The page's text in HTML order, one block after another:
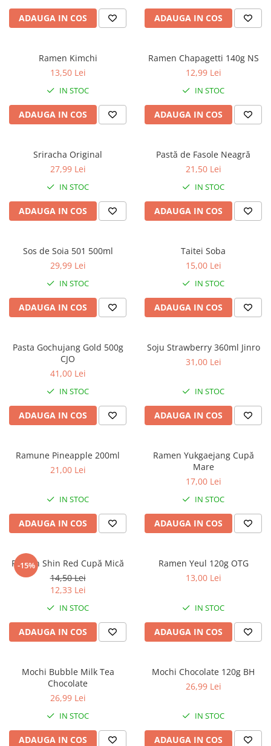
ADAUGA IN COS ADAUGA IN COS
Ramen Kimchi
13,50 Lei
IN STOC
ADAUGA IN COS
Ramen Chapagetti 140g NS
12,99 Lei
IN STOC
ADAUGA IN COS
Sriracha Original
27,99 Lei
IN STOC
ADAUGA IN COS
Pastă de Fasole Neagră
21,50 Lei
IN STOC
ADAUGA IN COS
Sos de Soia 501 500ml
29,99 Lei
IN STOC
ADAUGA IN COS
Taitei Soba
15,00 Lei
IN STOC
ADAUGA IN COS
Pasta Gochujang Gold 500g
CJO
41,00 Lei
IN STOC
ADAUGA IN COS
Soju Strawberry 360ml Jinro
31,00 Lei
IN STOC
ADAUGA IN COS
Ramune Pineapple 200ml
21,00 Lei
IN STOC
ADAUGA IN COS
Ramen Yukgaejang Cupă
Mare
17,00 Lei
IN STOC
ADAUGA IN COS
-15%
Ramen Shin Red Cupă Mică
14,50 Lei
12,33 Lei
IN STOC
ADAUGA IN COS
Ramen Yeul 120g OTG
13,00 Lei
IN STOC
ADAUGA IN COS
Mochi Bubble Milk Tea
Chocolate
26,99 Lei
IN STOC
ADAUGA IN COS
Mochi Chocolate 120g BH
26,99 Lei
IN STOC
ADAUGA IN COS